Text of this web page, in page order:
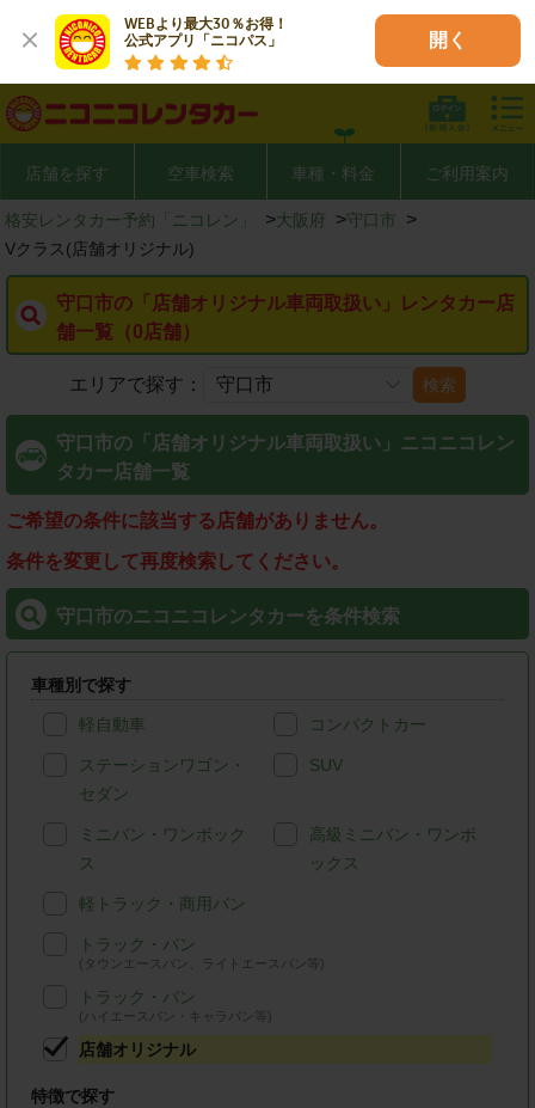
WEBより最大30％お得！
公式アプリ「ニコパス」
開く
店舗を探す 空車検索 車種・料金 ご利用案内
格安レンタカー予約「ニコレン」 >大阪府 >守口市 >
Vクラス(店舗オリジナル)
守口市の「店舗オリジナル車両取扱い」レンタカー店
舗一覧（0店舗）
エリアで探す： 検索
守口市の「店舗オリジナル車両取扱い」ニコニコレン
タカー店舗一覧
ご希望の条件に該当する店舗がありません。
条件を変更して再度検索してください。
守口市のニコニコレンタカーを条件検索
車種別で探す
軽自動車 コンパクトカー
ステーションワゴン・
セダン
SUV
ミニバン・ワンボック
ス
高級ミニバン・ワンボ
ックス
軽トラック・商用バン
トラック・バン
(タウンエースバン、ライトエースバン等)
トラック・バン
(ハイエースバン・キャラバン等)
店舗オリジナル
特徴で探す